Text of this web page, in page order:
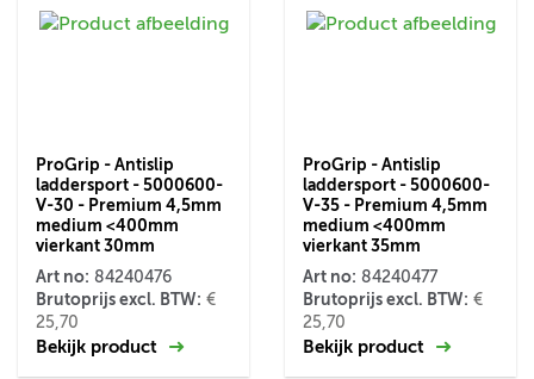
ProGrip - Antislip
laddersport - 5000600-
V-30 - Premium 4,5mm
medium <400mm
vierkant 30mm
Art no: 84240476
Brutoprijs excl. BTW: €
25,70
Bekijk product
ProGrip - Antislip
laddersport - 5000600-
V-35 - Premium 4,5mm
medium <400mm
vierkant 35mm
Art no: 84240477
Brutoprijs excl. BTW: €
25,70
Bekijk product